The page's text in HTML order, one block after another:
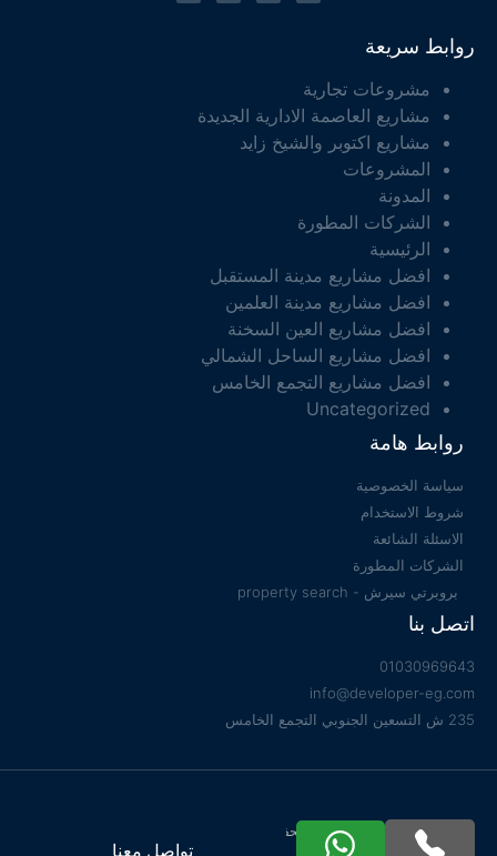
تواصل معنا
روابط سريعة
مشروعات تجارية
مشاريع العاصمة الادارية الجديدة
مشاريع اكتوبر والشيخ زايد
المشروعات
المدونة
الشركات المطورة
الرئيسية
افضل مشاريع مدينة المستقبل
افضل مشاريع مدينة العلمين
افضل مشاريع العين السخنة
افضل مشاريع الساحل الشمالي
افضل مشاريع التجمع الخامس
Uncategorized
روابط هامة
سياسة الخصوصية
شروط الاستخدام
الاسئلة الشائعة
الشركات المطورة
بروبرتي سيرش - property search
اتصل بنا
01030969643
info@developer-eg.com
235 ش التسعين الجنوبي التجمع الخامس
جميع الحقوق محفوظة 2022 © Developer EG